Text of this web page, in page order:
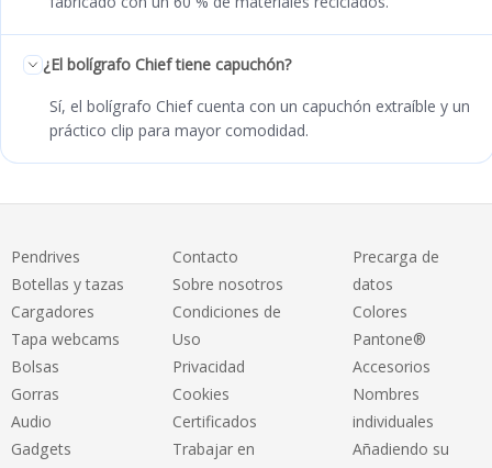
¿El bolígrafo Chief tiene capuchón?
Sí, el bolígrafo Chief cuenta con un capuchón extraíble y un
práctico clip para mayor comodidad.
Pendrives
Botellas y tazas
Cargadores
Tapa webcams
Bolsas
Gorras
Audio
Gadgets
Contacto
Sobre nosotros
Condiciones de
Uso
Privacidad
Cookies
Certificados
Trabajar en
Precarga de
datos
Colores
Pantone®
Accesorios
Nombres
individuales
Añadiendo su